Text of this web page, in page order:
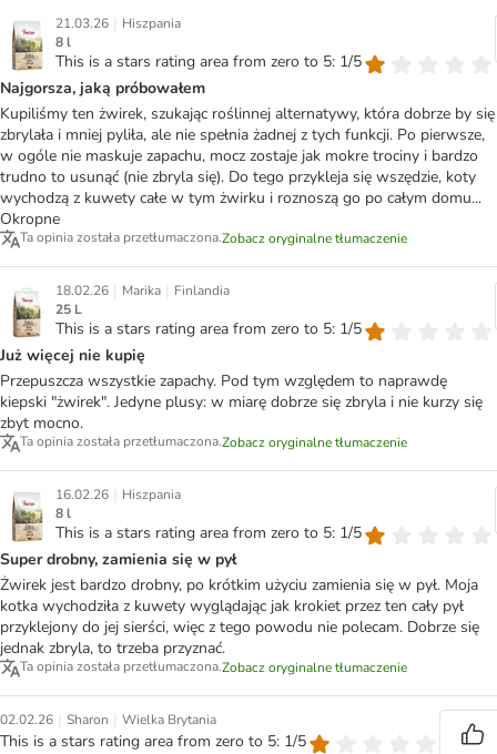
21.03.26 | Hiszpania
8 l
This is a stars rating area from zero to 5: 1/5
Najgorsza, jaką próbowałem
Kupiliśmy ten żwirek, szukając roślinnej alternatywy, która dobrze by się
zbrylała i mniej pyliła, ale nie spełnia żadnej z tych funkcji. Po pierwsze,
w ogóle nie maskuje zapachu, mocz zostaje jak mokre trociny i bardzo
trudno to usunąć (nie zbryla się). Do tego przykleja się wszędzie, koty
wychodzą z kuwety całe w tym żwirku i roznoszą go po całym domu...
Okropne
Ta opinia została przetłumaczona.Zobacz oryginalne tłumaczenie
18.02.26 | Marika | Finlandia
25 L
This is a stars rating area from zero to 5: 1/5
Już więcej nie kupię
Przepuszcza wszystkie zapachy. Pod tym względem to naprawdę
kiepski "żwirek". Jedyne plusy: w miarę dobrze się zbryla i nie kurzy się
zbyt mocno.
Ta opinia została przetłumaczona.Zobacz oryginalne tłumaczenie
16.02.26 | Hiszpania
8 l
This is a stars rating area from zero to 5: 1/5
Super drobny, zamienia się w pył
Żwirek jest bardzo drobny, po krótkim użyciu zamienia się w pył. Moja
kotka wychodziła z kuwety wyglądając jak krokiet przez ten cały pył
przyklejony do jej sierści, więc z tego powodu nie polecam. Dobrze się
jednak zbryla, to trzeba przyznać.
Ta opinia została przetłumaczona.Zobacz oryginalne tłumaczenie
02.02.26 | Sharon | Wielka Brytania
This is a stars rating area from zero to 5: 1/5